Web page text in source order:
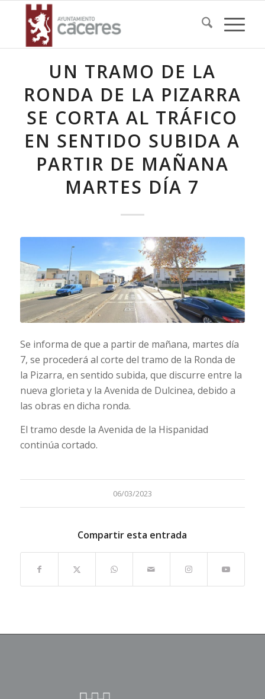
UN TRAMO DE LA
RONDA DE LA PIZARRA
SE CORTA AL TRÁFICO
EN SENTIDO SUBIDA A
PARTIR DE MAÑANA
MARTES DÍA 7
Se informa de que a partir de mañana, martes día
7, se procederá al corte del tramo de la Ronda de
la Pizarra, en sentido subida, que discurre entre la
nueva glorieta y la Avenida de Dulcinea, debido a
las obras en dicha ronda.
El tramo desde la Avenida de la Hispanidad
continúa cortado.
06/03/2023
Compartir esta entrada